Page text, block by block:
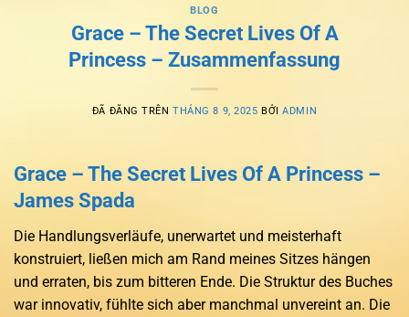
BLOG
Grace – The Secret Lives Of A
Princess – Zusammenfassung
ĐÃ ĐĂNG TRÊNTHÁNG 8 9, 2025 BỞIADMIN
Grace – The Secret Lives Of A Princess –
James Spada
Die Handlungsverläufe, unerwartet und meisterhaft
konstruiert, ließen mich am Rand meines Sitzes hängen
und erraten, bis zum bitteren Ende. Die Struktur des Buches
war innovativ, fühlte sich aber manchmal unvereint an. Die